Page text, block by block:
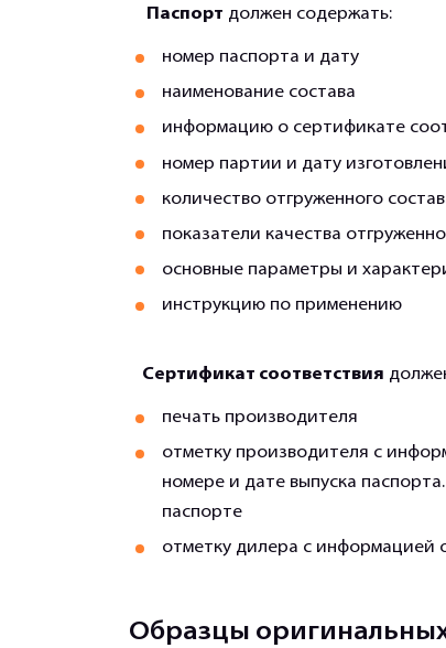
Паспорт должен содержать:
номер паспорта и дату
наименование состава
информацию о сертификате
номер партии и дату
количество отгруженного
показатели качества
основные параметры и
инструкцию по применению
Сертификат соответствия
печать производителя
отметку производителя с
номере и дате выпуска
паспорте
отметку дилера с информацией
Образцы